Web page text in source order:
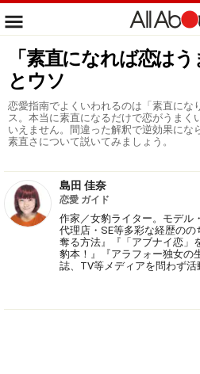
「素直になれば恋は
とウソ
恋愛指南でよくいわれるのは「素直にな
ス。本当に素直になるだけで恋がうまく
いえません。間違った解釈で逆効果にな
素直さについて説いてみましょう。
島田 佳奈
恋愛 ガイド
作家／女豹ライター。モデル
代理店・SE等多彩な経歴の
奪る方法』『「アブナイ恋」
豹本！』『アラフォー独女の
誌、TV等メディアを問わず活